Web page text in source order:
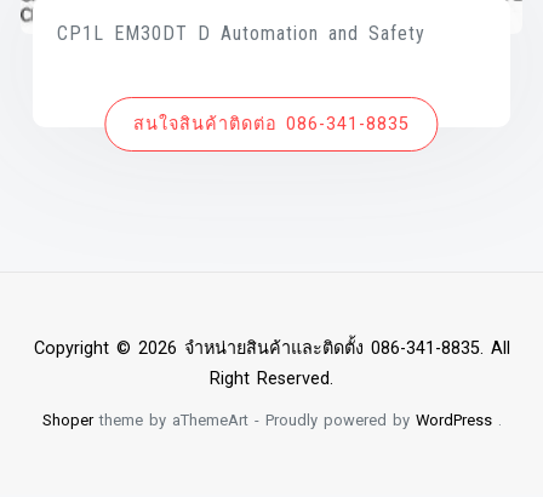
CP1L EM30DT D Automation and Safety
สนใจสินค้าติดต่อ 086-341-8835
Copyright © 2026 จำหน่ายสินค้าและติดตั้ง 086-341-8835. All
Right Reserved.
Shopertheme by aThemeArt - Proudly powered by WordPress.